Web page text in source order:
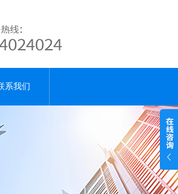
系我们